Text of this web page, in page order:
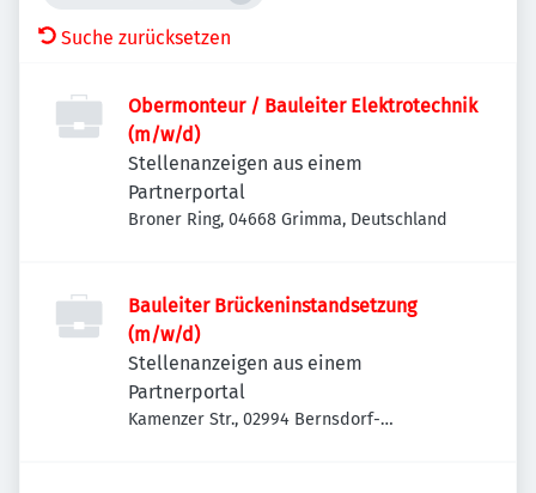
Suche zurücksetzen
Obermonteur / Bauleiter Elektrotechnik
(m/w/d)
Stellenanzeigen aus einem
Partnerportal
Broner Ring, 04668 Grimma, Deutschland
Bauleiter Brückeninstandsetzung
(m/w/d)
Stellenanzeigen aus einem
Partnerportal
Kamenzer Str., 02994 Bernsdorf-